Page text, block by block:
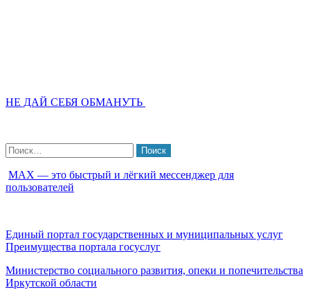
НЕ ДАЙ СЕБЯ ОБМАНУТЬ
Найти:
МАХ — это быстрый и лёгкий мессенджер для
пользователей
Единый портал государственных и муниципальных услуг
Преимущества портала госуслуг
Министерство социального развития, опеки и попечительства
Иркутской области